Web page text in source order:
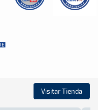
Visitar Tienda